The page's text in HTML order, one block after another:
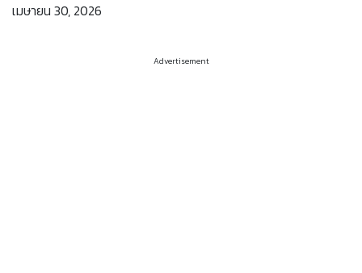
เมษายน 30, 2026
Advertisement